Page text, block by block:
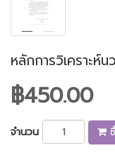
หลักการวิเคราะห์
฿450.00
จำนวน